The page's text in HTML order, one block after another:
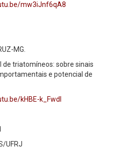
mw3iJnf6qA8
MG.
triatomíneos: sobre sinais
e potencial de
kHBE-k_FwdI
UFRJ